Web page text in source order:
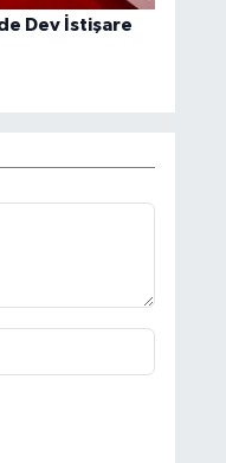
Dev İstişare